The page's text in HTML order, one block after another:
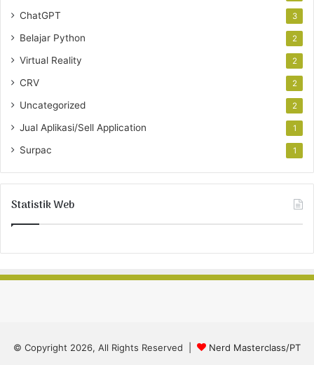
ChatGPT 3
Belajar Python 2
Virtual Reality 2
CRV 2
Uncategorized 2
Jual Aplikasi/Sell Application 1
Surpac 1
Statistik Web
© Copyright 2026, All Rights Reserved |
Nerd Masterclass/PT